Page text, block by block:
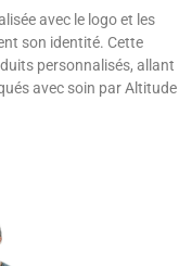
avec le logo et les
son identité. Cette
personnalisés, allant
avec soin par Altitude